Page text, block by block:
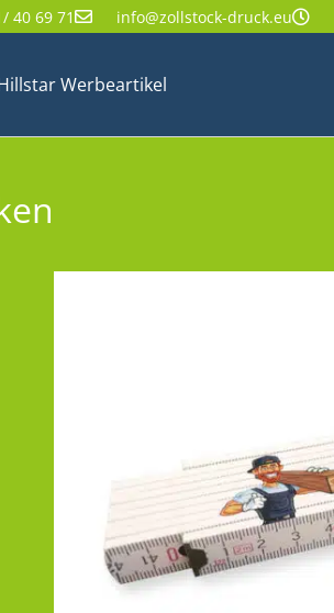
40 69 71 info@zollstock-druck.eu
Werbeartikel